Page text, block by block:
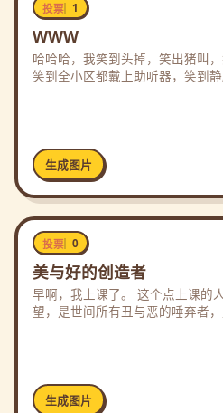
投票 1
WWW
哈哈哈，我笑到头掉，笑出猪叫
笑到全小区都戴上助听器，笑到
生成图片
投票 0
美与好的创造者
早啊，我上课了。 这个点上课的
望，是世间所有丑与恶的唾弃者
生成图片